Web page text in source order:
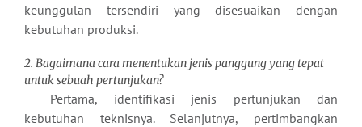
keunggulan tersendiri yang disesuaikan dengan
kebutuhan produksi.
2. Bagaimana cara menentukan jenis panggung yang tepat
untuk sebuah pertunjukan?
Pertama, identifikasi jenis pertunjukan dan
kebutuhan teknisnya. Selanjutnya, pertimbangkan